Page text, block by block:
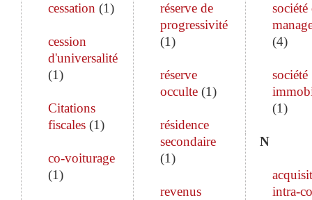
cessation (1)
cession
d'universalité
(1)
Citations
fiscales (1)
co-voiturage
(1)
réserve de
progressivité
(1)
réserve
occulte(1)
résidence
secondaire
(1)
revenus
société
(4)
société
(1)
N
intra-